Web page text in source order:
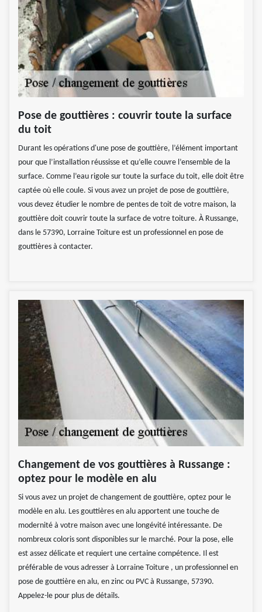
Pose de gouttières : couvrir toute la surface
du toit
Durant les opérations d'une pose de gouttière, l’élément important
pour que l’installation réussisse et qu’elle couvre l’ensemble de la
surface. Comme l’eau rigole sur toute la surface du toit, elle doit être
captée où elle coule. Si vous avez un projet de pose de gouttière,
vous devez étudier le nombre de pentes de toit de votre maison, la
gouttière doit couvrir toute la surface de votre toiture. À Russange,
dans le 57390, Lorraine Toiture est un professionnel en pose de
gouttières à contacter.
Changement de vos gouttières à Russange :
optez pour le modèle en alu
Si vous avez un projet de changement de gouttière, optez pour le
modèle en alu. Les gouttières en alu apportent une touche de
modernité à votre maison avec une longévité intéressante. De
nombreux coloris sont disponibles sur le marché. Pour la pose, elle
est assez délicate et requiert une certaine compétence. Il est
préférable de vous adresser à Lorraine Toiture , un professionnel en
pose de gouttière en alu, en zinc ou PVC à Russange, 57390.
Appelez-le pour plus de détails.